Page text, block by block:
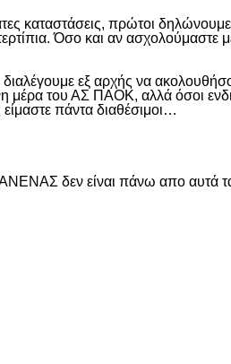
καταστάσεις, πρώτοι
Όσο και αν
εξ αρχής να
του ΑΣ ΠΑΟΚ, αλλά όσοι
πάντα διαθέσιμοι…
δεν είναι πάνω απο αυτά